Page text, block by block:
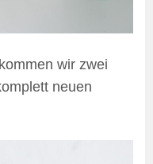
wir zwei
neuen